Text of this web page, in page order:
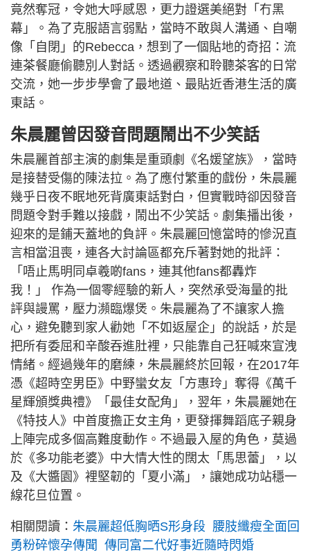
竟然奪冠，令她大呼感恩，更力證選美絕對「冇黑
幕」。為了克服語言弱點，當時不敢與人溝通、自嘲
像「自閉」的Rebecca，想到了一個貼地的奇招：流
連茶餐廳偷聽別人對話。透過觀察和聆聽茶客的日常
交流，她一步步學會了最地道、最貼近香港生活的廣
東話。
朱晨麗曾因發音問題鬧出不少笑話
朱晨麗首部主演的劇集是重頭劇《名媛望族》，當時
是接替受傷的陳法拉。為了應付繁重的戲份，朱晨麗
幾乎日夜不眠地死背廣東話對白，但實戰時卻因發音
問題令對手難以接戲，鬧出不少笑話。劇集播出後，
迎來的是鋪天蓋地的負評。朱晨麗回憶當時的慘況直
言相當沮喪，連各大討論區都充斥著對她的批評：
「唔止馬明同卓羲啲fans，連其他fans都轟炸
我！」 作為一個零經驗的新人，突然承受海量的批
評與謾罵，壓力瀕臨爆煲。朱晨麗為了不讓家人擔
心，避免聽到家人勸她「不如返屋企」的說話，於是
把所有委屈和辛酸吞進肚裡，只能靠自己狂喊來宣洩
情緒。經過幾年的磨練，朱晨麗終於回報，在2017年
憑《超時空男臣》中野蠻女友「方惠玲」奪得《萬千
星輝頒獎典禮》「最佳女配角」，翌年，朱晨麗她在
《特技人》中首度擔正女主角，更發揮舞蹈底子親身
上陣完成多個高難度動作。不過最入屋的角色，莫過
於《多功能老婆》中大情大性的闊太「馬思蕾」，以
及《大醬園》裡堅韌的「夏小滿」，讓她成功站穩一
線花旦位置。
相關閱讀： 朱晨麗超低胸晒S形身段 腰肢纖瘦全面回
勇粉碎懷孕傳聞 傳同富二代好事近隨時閃婚